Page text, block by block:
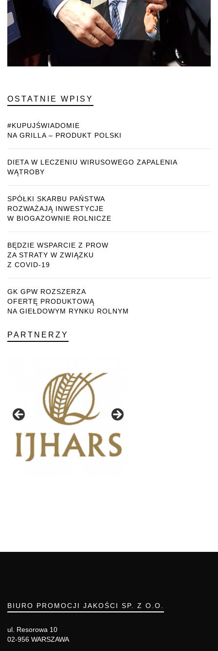
OSTATNIE WPISY
#KUPUJŚWIADOMIE
NA GRILLA – PRODUKT POLSKI
DIETA W LECZENIU WIRUSOWEGO ZAPALENIA
WĄTROBY
SPÓŁKI SKARBU PAŃSTWA
ROZWAŻAJĄ INWESTYCJE
W BIOGAZOWNIE ROLNICZE
BĘDZIE WSPARCIE Z PROW
ZA STRATY W ZWIĄZKU
Z COVID-19
GK GPW ROZSZERZA
OFERTĘ PRODUKTOWĄ
NA GIEŁDOWYM RYNKU ROLNYM
PARTNERZY
BIURO PROMOCJI JAKOŚCI SP. Z O.O.
ul. Resorowa 10
02-956 WARSZAWA